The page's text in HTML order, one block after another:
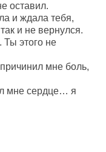
оставил.
и ждала тебя,
и не вернулся.
Ты этого не
мне боль,
мне сердце… я